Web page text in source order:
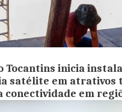
Tocantins inicia
satélite em atrativos
conectividade em